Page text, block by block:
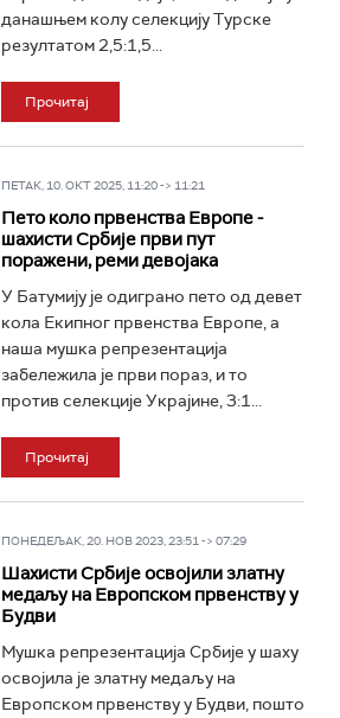
данашњем колу селекцију Турске
резултатом 2,5:1,5...
Прочитај
ПЕТАК, 10. ОКТ 2025, 11:20 -> 11:21
Пето коло првенства Европе -
шахисти Србије први пут
поражени, реми девојака
У Батумију је одиграно пето од девет
кола Екипног првенства Европе, а
наша мушка репрезентација
забележила је први пораз, и то
против селекције Украјине, 3:1...
Прочитај
ПОНЕДЕЉАК, 20. НОВ 2023, 23:51 -> 07:29
Шахисти Србије освојили златну
медаљу на Европском првенству у
Будви
Мушка репрезентација Србије у шаху
освојила је златну медаљу на
Европском првенству у Будви, пошто